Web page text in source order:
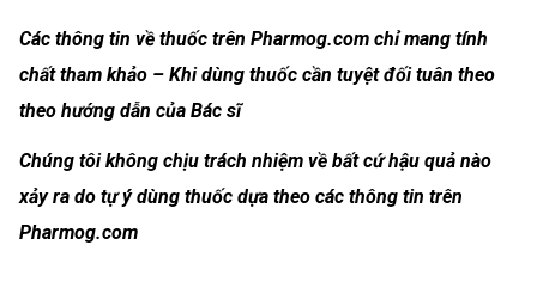
Các thông tin về thuốc trên Pharmog.com chỉ mang tính
chất tham khảo – Khi dùng thuốc cần tuyệt đối tuân theo
theo hướng dẫn của Bác sĩ
Chúng tôi không chịu trách nhiệm về bất cứ hậu quả nào
xảy ra do tự ý dùng thuốc dựa theo các thông tin trên
Pharmog.com